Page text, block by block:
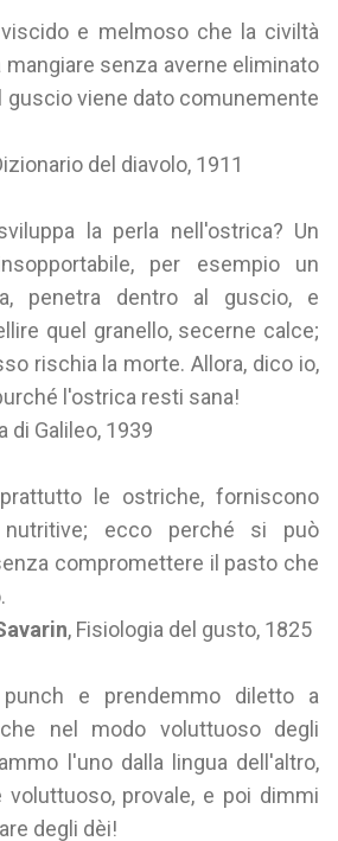
e melmoso che la civiltà
senza averne eliminato
guscio viene dato comunemente
del diavolo, 1911
la perla nell'ostrica? Un
per esempio un
penetra dentro al guscio, e
quel granello, secerne calce;
rischia la morte. Allora, dico io,
l'ostrica resti sana!
di Galileo, 1939
le ostriche, forniscono
nutritive; ecco perché si può
compromettere il pasto che
, Fisiologia del gusto, 1825
punch e prendemmo diletto a
nel modo voluttuoso degli
l'uno dalla lingua dell'altro,
voluttuoso, provale, e poi dimmi
degli dèi!